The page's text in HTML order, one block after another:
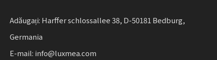
cu flexibilitate pentru întreprinderile care dezvoltă
Adăugați: Harffer schlossallee 38, D-50181 Bedburg,
Germania
E-mail: info@luxmea.com